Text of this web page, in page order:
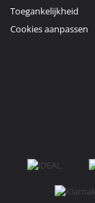
Toegankelijkheid
Cookies aanpassen